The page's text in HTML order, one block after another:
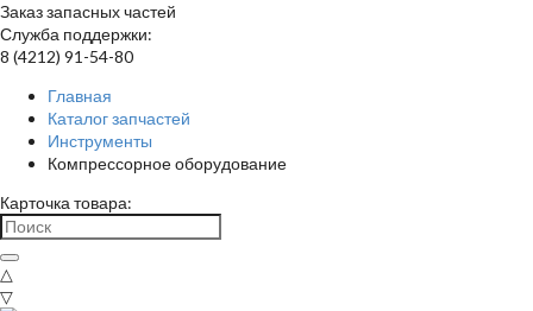
Заказ запасных частей
Служба поддержки:
8 (4212) 91-54-80
Главная
Каталог запчастей
Инструменты
Компрессорное оборудование
Карточка товара:
△
▽